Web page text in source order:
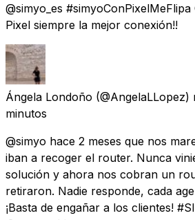
@simyo_es
Pixel siempre la mejor conexión!!
Ángela Londoño (@AngelaLLopez)
minutos
@simyo hace 2 meses que nos
iban a recoger el router. Nunca
solución y ahora nos cobran un
retiraron. Nadie responde, cada
¡Basta de engañar a los clientes!